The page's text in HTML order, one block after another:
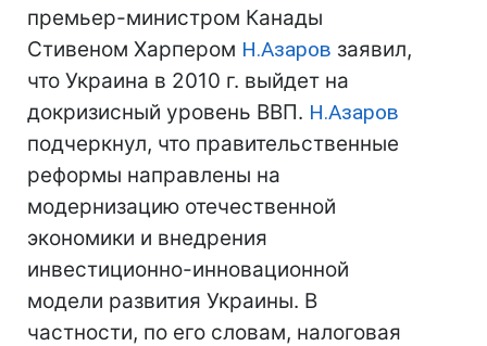
премьер-министром Канады
Стивеном Харпером Н.Азаров заявил,
что Украина в 2010 г. выйдет на
докризисный уровень ВВП. Н.Азаров
подчеркнул, что правительственные
реформы направлены на
модернизацию отечественной
экономики и внедрения
инвестиционно-инновационной
модели развития Украины. В
частности, по его словам, налоговая